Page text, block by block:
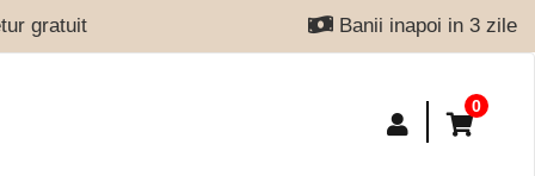
gratuit Banii inapoi in 3 zile
0